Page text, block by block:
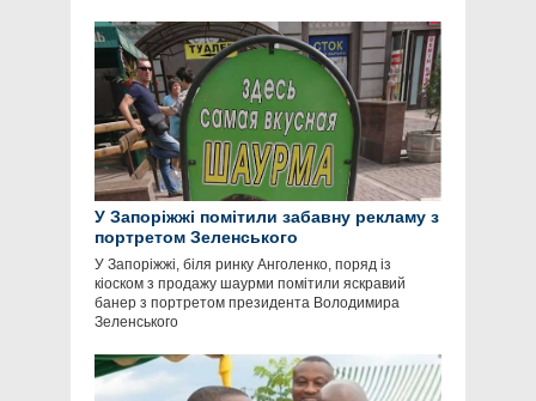
У Запоріжжі помітили забавну рекламу з
портретом Зеленського
У Запоріжжі, біля ринку Анголенко, поряд із
кіоском з продажу шаурми помітили яскравий
банер з портретом президента Володимира
Зеленського